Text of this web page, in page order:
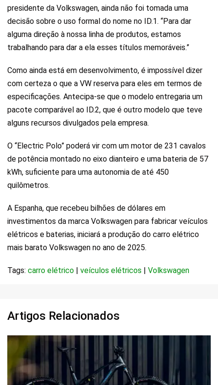
presidente da Volkswagen, ainda não foi tomada uma
decisão sobre o uso formal do nome no ID.1. “Para dar
alguma direção à nossa linha de produtos, estamos
trabalhando para dar a ela esses títulos memoráveis.”
Como ainda está em desenvolvimento, é impossível dizer
com certeza o que a VW reserva para eles em termos de
especificações. Antecipa-se que o modelo entregaria um
pacote comparável ao ID.2, que é outro modelo que teve
alguns recursos divulgados pela empresa.
O “Electric Polo” poderá vir com um motor de 231 cavalos
de potência montado no eixo dianteiro e uma bateria de 57
kWh, suficiente para uma autonomia de até 450
quilômetros.
A Espanha, que recebeu bilhões de dólares em
investimentos da marca Volkswagen para fabricar veículos
elétricos e baterias, iniciará a produção do carro elétrico
mais barato Volkswagen no ano de 2025.
Tags: carro elétrico | veículos elétricos | Volkswagen
Artigos Relacionados